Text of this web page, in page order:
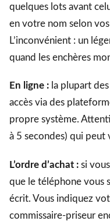
quelques lots avant
en votre nom selon
L’inconvénient : un
quand les enchères
En ligne : la plupart
accès via des
propre système.
à 5 secondes) qui peut
L’ordre d’achat : si
que le téléphone vous
écrit. Vous indiquez
commissaire-priseur